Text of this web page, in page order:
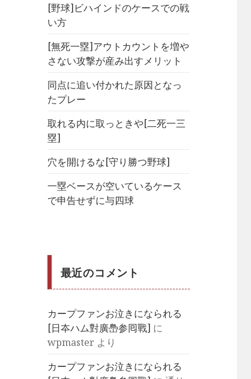
[野球]ビハインドのケースでの戦
い方
[無死一塁]アウトカウントを増や
さない攻撃が産み出すメリット
同点に追い付かれた原因となっ
たプレー
取れる内に取っときや[二死一三
塁]
穴を開けるな[守り勝つ野球]
一塁ベースが空いているケース
で申告せずに与四球
最近のコメント
カープファンお泣きになられる
[日夲ハム對廣㠀参囘戰] に
wpmaster より
カープファンお泣きになられる